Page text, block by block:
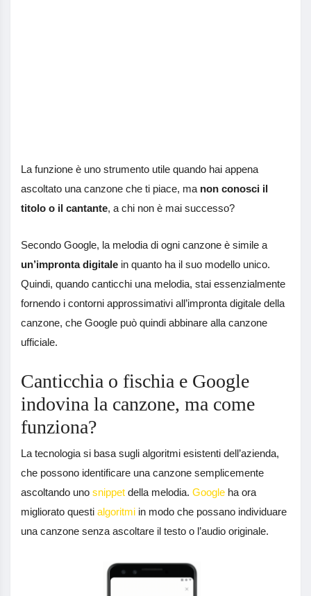
La funzione è uno strumento utile quando hai appena
ascoltato una canzone che ti piace, ma non conosci il
titolo o il cantante, a chi non è mai successo?
Secondo Google, la melodia di ogni canzone è simile a
un’impronta digitale in quanto ha il suo modello unico.
Quindi, quando canticchi una melodia, stai essenzialmente
fornendo i contorni approssimativi all’impronta digitale della
canzone, che Google può quindi abbinare alla canzone
ufficiale.
Canticchia o fischia e Google
indovina la canzone, ma come
funziona?
La tecnologia si basa sugli algoritmi esistenti dell’azienda,
che possono identificare una canzone semplicemente
ascoltando uno snippet della melodia. Google ha ora
migliorato questi algoritmi in modo che possano individuare
una canzone senza ascoltare il testo o l’audio originale.